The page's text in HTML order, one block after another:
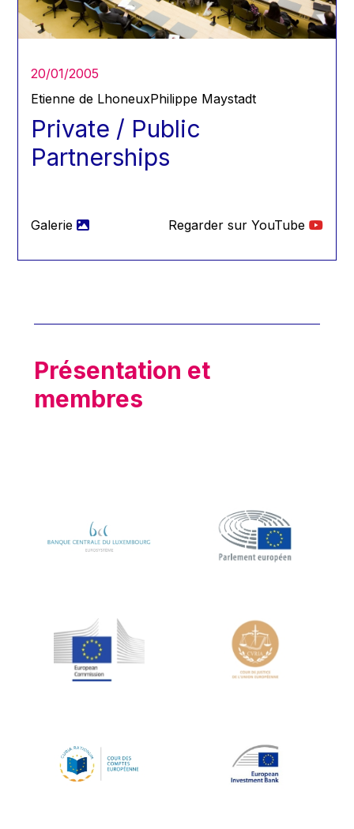
20/01/2005
Etienne de LhoneuxPhilippe Maystadt
Private / Public
Partnerships
Galerie Regarder sur YouTube
Présentation et
membres